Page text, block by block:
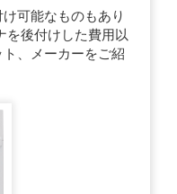
可能なものもあり
を後付けした費用以
、メーカーをご紹